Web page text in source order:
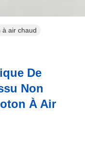
à air chaud
De
Non
À Air